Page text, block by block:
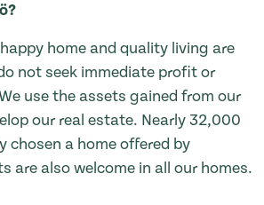
home and quality living are
not seek immediate profit or
use the assets gained from our
our real estate. Nearly 32,000
chosen a home offered by
are also welcome in all our homes.